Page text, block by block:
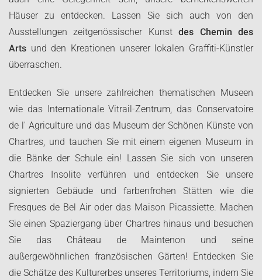
Häuser zu entdecken. Lassen Sie sich auch von den
Ausstellungen zeitgenössischer Kunstdes Chemin des
Arts und den Kreationen unserer lokalen Graffiti-Künstler
überraschen.
Entdecken Sie unsere zahlreichen thematischen Museen
wie das Internationale Vitrail-Zentrum, das Conservatoire
de l' Agriculture und das Museum der Schönen Künste von
Chartres, und tauchen Sie mit einem eigenen Museum in
die Bänke der Schule ein! Lassen Sie sich von unseren
Chartres Insolite verführen und entdecken Sie unsere
signierten Gebäude und farbenfrohen Stätten wie die
Fresques de Bel Air oder das Maison Picassiette. Machen
Sie einen Spaziergang über Chartres hinaus und besuchen
Sie das Château de Maintenon und seine
außergewöhnlichen französischen Gärten! Entdecken Sie
die Schätze des Kulturerbes unseres Territoriums, indem Sie